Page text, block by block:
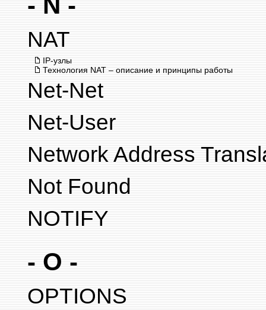
NAT
IP-узлы
Технология NAT – описание и принципы работы
Net-Net
Net-User
Network Address
Not Found
NOTIFY
- O -
OPTIONS